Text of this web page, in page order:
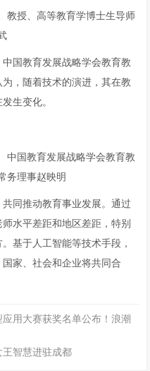
教授、高等教育学博士生导师
国教育发展战略学会教育教
，随着技术的演进，其在教
生变化。
中国教育发展战略学会教育教
务理事赵映明
同推动教育事业发展。通过
水平差距和地区差距，特别
基于人工智能等技术手段，
家、社会和企业将共同合
用大赛获奖名单公布！浪潮
智慧进驻成都